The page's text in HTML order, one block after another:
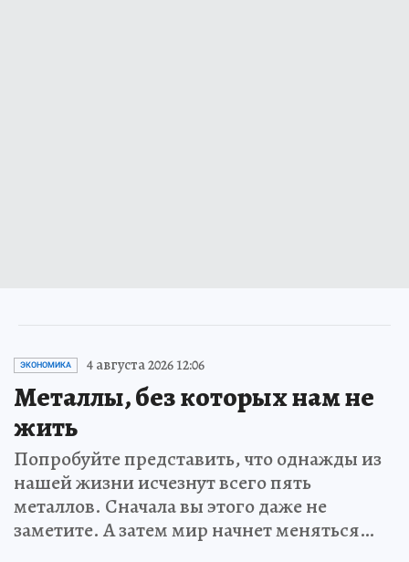
ЭКОНОМИКА 4 августа 2026 12:06
Металлы, без которых нам не
жить
Попробуйте представить, что однажды из
нашей жизни исчезнут всего пять
металлов. Сначала вы этого даже не
заметите. А затем мир начнет меняться…